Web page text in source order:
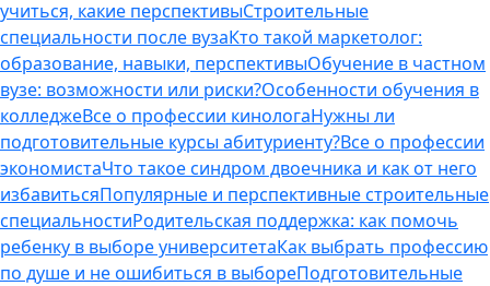
учиться, какие перспективыСтроительные
специальности после вузаКто такой маркетолог:
образование, навыки, перспективыОбучение в частном
вузе: возможности или риски?Особенности обучения в
колледжеВсе о профессии кинологаНужны ли
подготовительные курсы абитуриенту?Все о профессии
экономистаЧто такое синдром двоечника и как от него
избавитьсяПопулярные и перспективные строительные
специальностиРодительская поддержка: как помочь
ребенку в выборе университетаКак выбрать профессию
по душе и не ошибиться в выбореПодготовительные